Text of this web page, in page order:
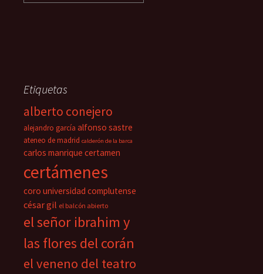
Etiquetas
alberto conejero
alejandro garcía alfonso sastre
ateneo de madrid calderón de la barca
carlos manrique certamen
certámenes
coro universidad complutense
césar gil el balcón abierto
el señor ibrahim y
las flores del corán
el veneno del teatro